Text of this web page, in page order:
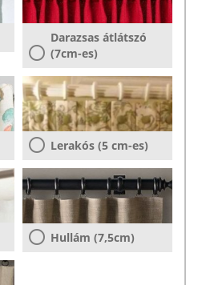
Darazsas átlátszó
(7cm-es)
Lerakós (5 cm-es)
Hullám (7,5cm)